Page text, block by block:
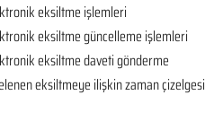
eksiltme işlemleri
eksiltme güncelleme işlemleri
eksiltme daveti gönderme
eksiltmeye ilişkin zaman çizelgesi